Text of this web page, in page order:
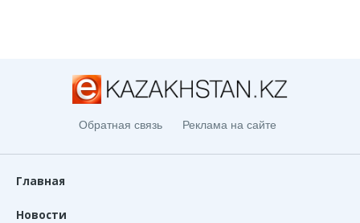
Обратная связь Реклама на сайте
Главная
Новости